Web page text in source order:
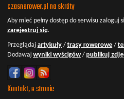
czasnarower.pl na skróty
Aby mieć pełny dostęp do serwisu zaloguj
zarejestruj się.
Przeglądaj artykuły / trasy rowerowe /
Dodawaj wyniki wyścigów/ publikuj
Kontakt, o stronie